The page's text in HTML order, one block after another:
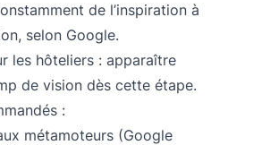
de l’inspiration à
selon Google.
les hôteliers : apparaître
de vision dès cette étape.
:
métamoteurs (Google